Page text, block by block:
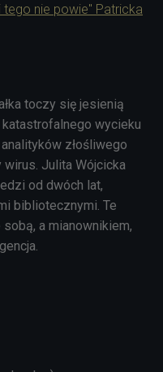
nie powie" Patricka
toczy się jesienią
wycieku
złośliwego
Julita Wójcicka
od dwóch lat,
bibliotecznymi. Te
a mianownikiem,